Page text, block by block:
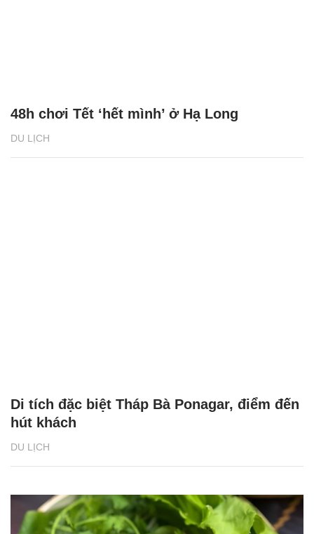
DU LỊCH
48h chơi Tết ‘hết mình’ ở Hạ Long
DU LỊCH
Di tích đặc biệt Tháp Bà Ponagar, điểm đến
hút khách